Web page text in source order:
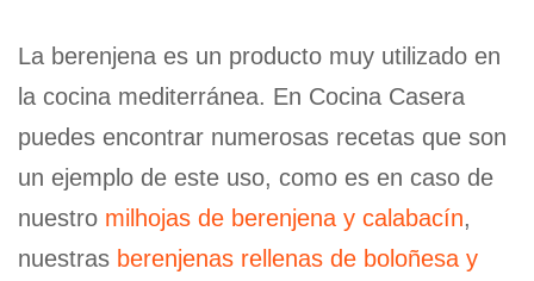
La berenjena es un producto muy utilizado en
la cocina mediterránea. En Cocina Casera
puedes encontrar numerosas recetas que son
un ejemplo de este uso, como es en caso de
nuestro milhojas de berenjena y calabacín,
nuestras berenjenas rellenas de boloñesa y